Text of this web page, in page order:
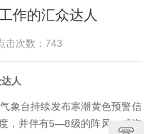
作的汇众达人
击次数：743
人
象台持续发布寒潮黄色预警信
，并伴有5—8级的阵风，威海